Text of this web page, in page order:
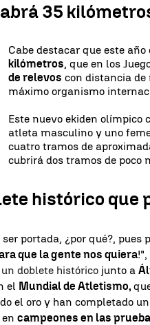
35
Cabe destacar que este año
kilómetros, que en los
de relevos con distancia
máximo organismo
Este nuevo ekiden olímpico
atleta masculino y uno
cuatro tramos de
cubrirá dos tramos de poco
histórico que
ser portada, ¿por qué?,
que la gente nos quiera
doblete histórico junto a
el Mundial de Atletismo,
el oro y han completado
campeones en las